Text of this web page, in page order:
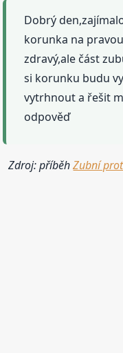
Dobrý
korunka na
zdravý,ale část
si korunku budu
vytrhnout a řešit
odpověď
Zdroj: příběhZubní